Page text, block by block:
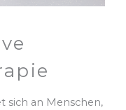
sich an Menschen,